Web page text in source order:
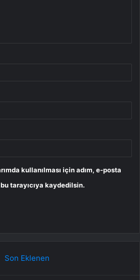
kullanılması için adım, e-posta
tarayıcıya kaydedilsin.
Son Eklenen